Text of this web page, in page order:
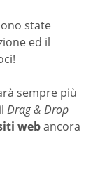
state
ed il
sempre più
Drag& Drop
webancora